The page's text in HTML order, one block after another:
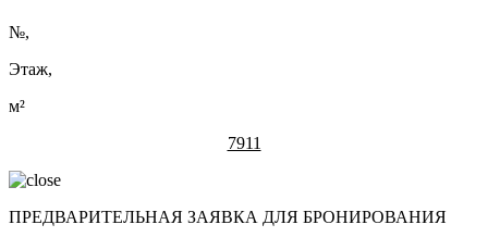
№,
Этаж,
м²
7911
ПРЕДВАРИТЕЛЬНАЯ ЗАЯВКА ДЛЯ БРОНИРОВАНИЯ